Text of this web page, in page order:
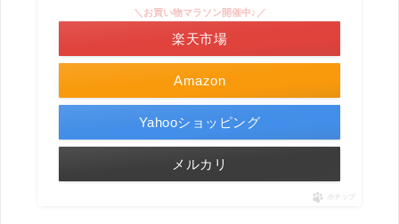
Amazon
＼お買い物マラソン開催中♪／
楽天市場
Yahooショッピング
メルカリ
ポチップ